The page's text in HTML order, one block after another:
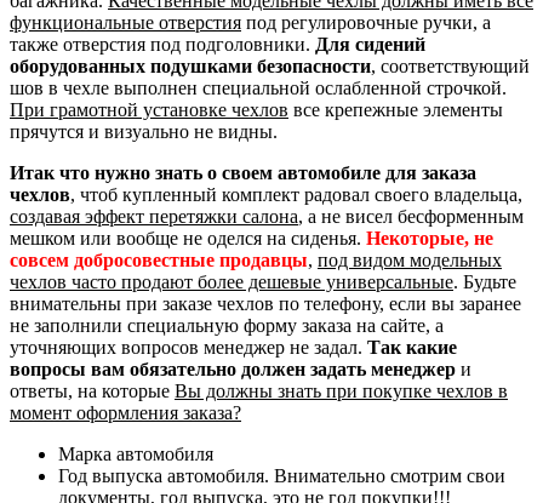
функциональные отверстия под регулировочные ручки, а
также отверстия под подголовники. Для сидений
оборудованных подушками безопасности, соответствующий
шов в чехле выполнен специальной ослабленной строчкой.
При грамотной установке чехлов все крепежные элементы
прячутся и визуально не видны.
Итак что нужно знать о своем автомобиле для заказа
чехлов, чтоб купленный комплект радовал своего владельца,
создавая эффект перетяжки салона, а не висел бесформенным
мешком или вообще не оделся на сиденья. Некоторые, не
совсем добросовестные продавцы, под видом модельных
чехлов часто продают более дешевые универсальные. Будьте
внимательны при заказе чехлов по телефону, если вы заранее
не заполнили специальную форму заказа на сайте, а
уточняющих вопросов менеджер не задал. Так какие
вопросы вам обязательно должен задать менеджер и
ответы, на которые Вы должны знать при покупке чехлов в
момент оформления заказа?
Марка автомобиля
Год выпуска автомобиля. Внимательно смотрим свои
документы, год выпуска, это не год покупки!!!